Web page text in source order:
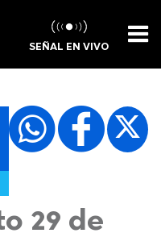
SEÑAL EN VIVO
29 de